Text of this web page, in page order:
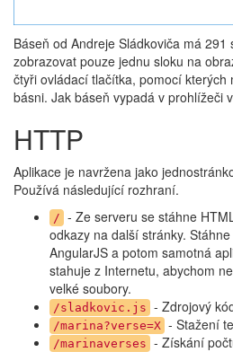
Báseň od Andreje Sládkoviča má
zobrazovat pouze jednu sloku na
čtyři ovládací tlačítka, pomocí kterých
básni. Jak báseň vypadá v prohlížeči
HTTP
Aplikace je navržena jako
Používá následující rozhraní.
/ - Ze serveru se stáhne
odkazy na další stránky.
AngularJS a potom samotná
stahuje z Internetu, abychom
velké soubory.
/sladkovic.js - Zdrojový
/marina?verse=X - Stažení
/marinaverses - Získání